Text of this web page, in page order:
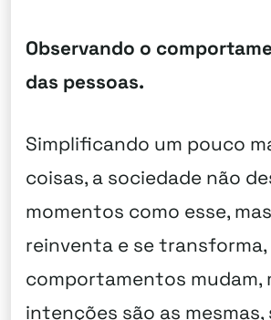
Observando o
das pessoas.
Simplificando um pouco
coisas, a sociedade não
momentos como esse,
reinventa e se transforma,
comportamentos mudam,
intenções são as mesmas,